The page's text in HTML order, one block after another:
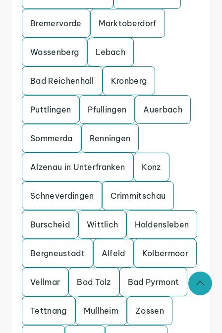
Bremervorde Marktoberdorf
Wassenberg Lebach
Bad Reichenhall Kronberg
Puttlingen Pfullingen Auerbach
Sommerda Renningen
Alzenau in Unterfranken Konz
Schneverdingen Crimmitschau
Burscheid Wittlich Haldensleben
Bergneustadt Alfeld Kolbermoor
Vellmar Bad Tolz Bad Pyrmont
Tettnang Mullheim Zossen